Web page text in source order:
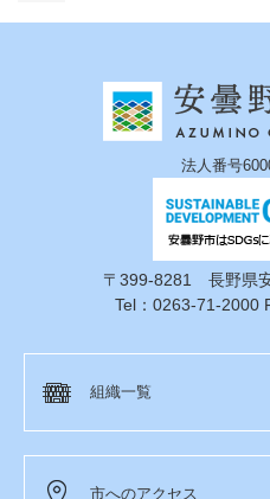
法人番号
〒399-8281 長野県
Tel：0263-71-2000
組織一覧
市へのアクセス